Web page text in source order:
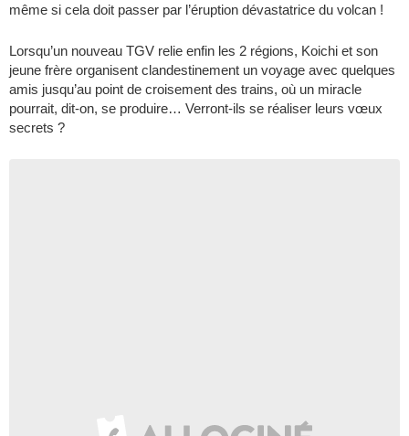
même si cela doit passer par l’éruption dévastatrice du volcan !
Lorsqu’un nouveau TGV relie enfin les 2 régions, Koichi et son
jeune frère organisent clandestinement un voyage avec quelques
amis jusqu’au point de croisement des trains, où un miracle
pourrait, dit-on, se produire… Verront-ils se réaliser leurs vœux
secrets ?